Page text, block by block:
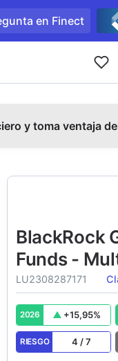
en Finect
y toma ventaja
BlackRock
Funds -
Equity Fund
LU2308287171
2026 +15,95%
RIESGO 4 /7